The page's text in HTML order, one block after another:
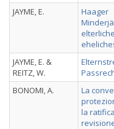
JAYME, E.
Haager
JAYME, E. &
REITZ, W.
BONOMI, A.
La
la